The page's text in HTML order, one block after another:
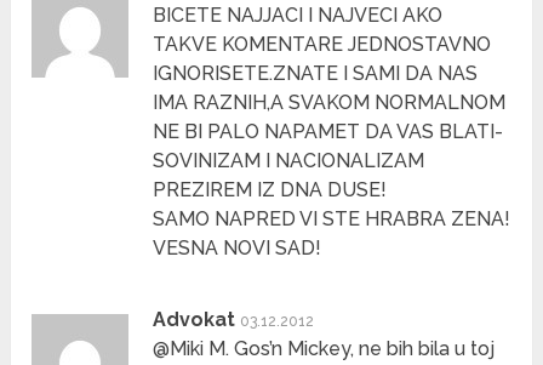
BICETE NAJJACI I NAJVECI AKO
TAKVE KOMENTARE JEDNOSTAVNO
IGNORISETE.ZNATE I SAMI DA NAS
IMA RAZNIH,A SVAKOM NORMALNOM
NE BI PALO NAPAMET DA VAS BLATI-
SOVINIZAM I NACIONALIZAM
PREZIREM IZ DNA DUSE!
SAMO NAPRED VI STE HRABRA ZENA!
VESNA NOVI SAD!
Advokat 03.12.2012
@Miki M. Gos’n Mickey, ne bih bila u toj